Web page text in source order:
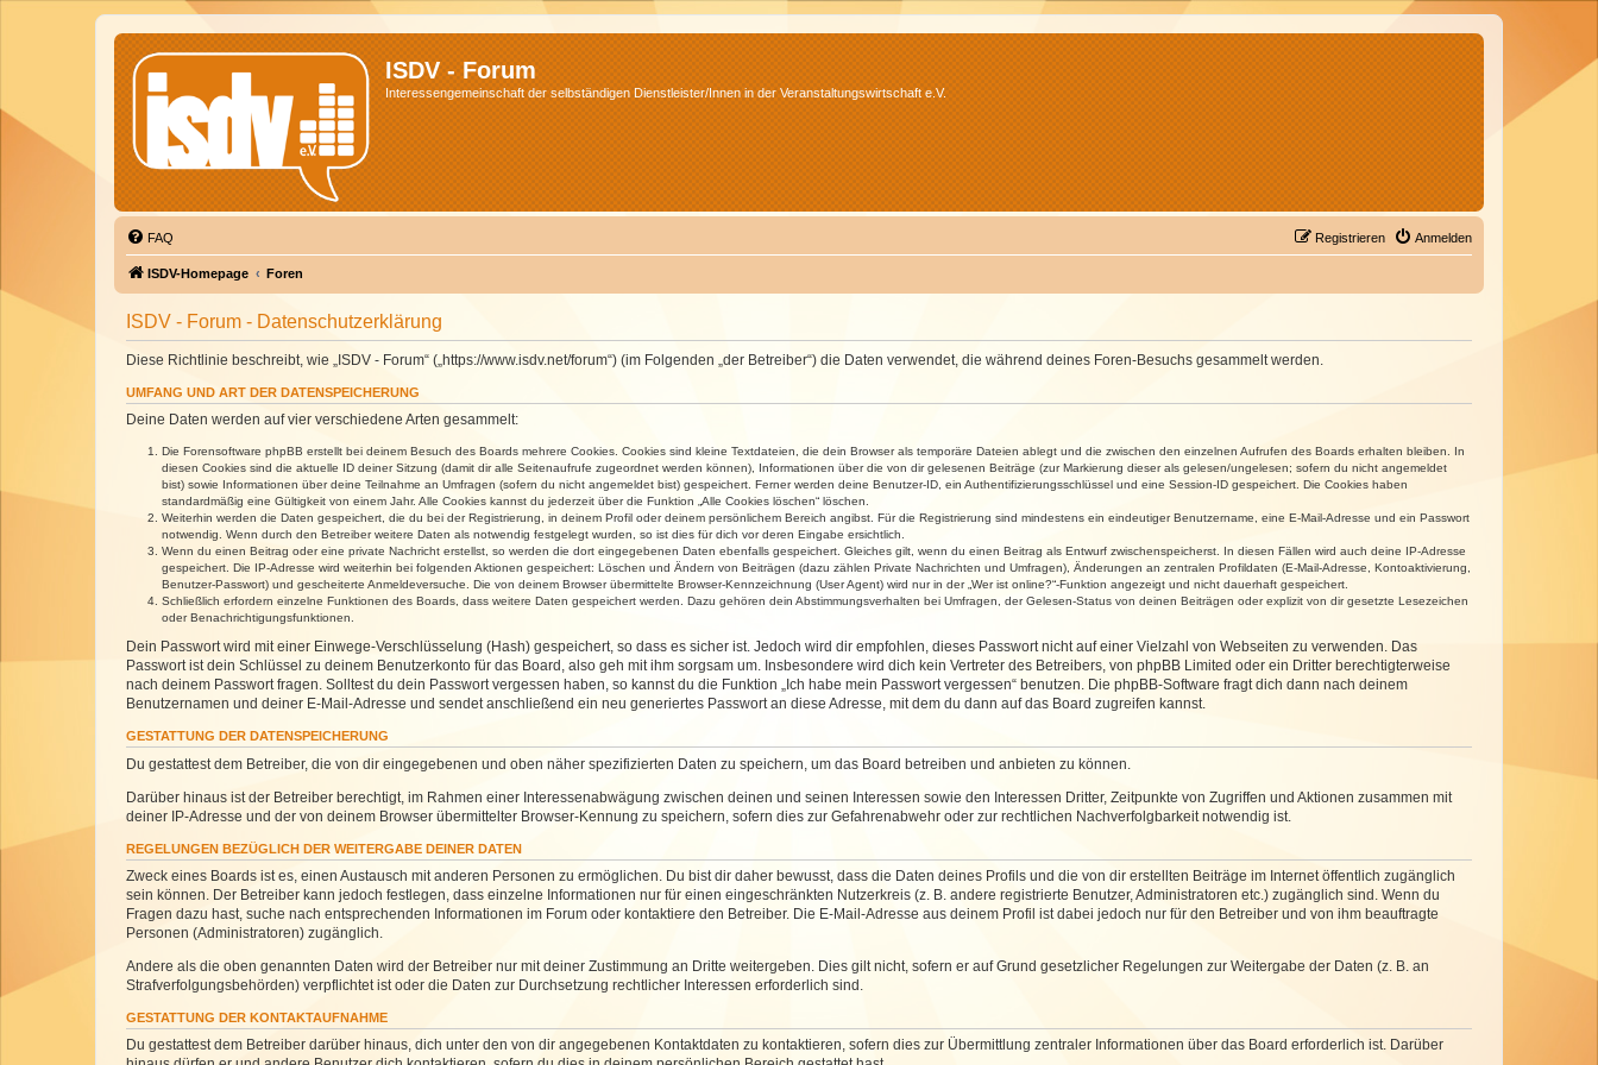
ISDV - Forum
Interessengemeinschaft der selbständigen Dienstleister/Innen in der Veranstaltungswirtschaft e.V.
FAQ Anmelden
Registrieren
ISDV-Homepage Foren
ISDV - Forum - Datenschutzerklärung
Diese Richtlinie beschreibt, wie „ISDV - Forum“ („https://www.isdv.net/forum“) (im Folgenden „der Betreiber“) die Daten verwendet, die während deines Foren-Besuchs gesammelt werden.
UMFANG UND ART DER DATENSPEICHERUNG
Deine Daten werden auf vier verschiedene Arten gesammelt:
Die Forensoftware phpBB erstellt bei deinem Besuch des Boards mehrere Cookies. Cookies sind kleine Textdateien, die dein Browser als temporäre Dateien ablegt und die zwischen den einzelnen Aufrufen des Boards erhalten bleiben. In
diesen Cookies sind die aktuelle ID deiner Sitzung (damit dir alle Seitenaufrufe zugeordnet werden können), Informationen über die von dir gelesenen Beiträge (zur Markierung dieser als gelesen/ungelesen; sofern du nicht angemeldet
bist) sowie Informationen über deine Teilnahme an Umfragen (sofern du nicht angemeldet bist) gespeichert. Ferner werden deine Benutzer-ID, ein Authentifizierungsschlüssel und eine Session-ID gespeichert. Die Cookies haben
standardmäßig eine Gültigkeit von einem Jahr. Alle Cookies kannst du jederzeit über die Funktion „Alle Cookies löschen“ löschen.
Weiterhin werden die Daten gespeichert, die du bei der Registrierung, in deinem Profil oder deinem persönlichem Bereich angibst. Für die Registrierung sind mindestens ein eindeutiger Benutzername, eine E-Mail-Adresse und ein Passwort
notwendig. Wenn durch den Betreiber weitere Daten als notwendig festgelegt wurden, so ist dies für dich vor deren Eingabe ersichtlich.
Wenn du einen Beitrag oder eine private Nachricht erstellst, so werden die dort eingegebenen Daten ebenfalls gespeichert. Gleiches gilt, wenn du einen Beitrag als Entwurf zwischenspeicherst. In diesen Fällen wird auch deine IP-Adresse
gespeichert. Die IP-Adresse wird weiterhin bei folgenden Aktionen gespeichert: Löschen und Ändern von Beiträgen (dazu zählen Private Nachrichten und Umfragen), Änderungen an zentralen Profildaten (E-Mail-Adresse, Kontoaktivierung,
Benutzer-Passwort) und gescheiterte Anmeldeversuche. Die von deinem Browser übermittelte Browser-Kennzeichnung (User Agent) wird nur in der „Wer ist online?“-Funktion angezeigt und nicht dauerhaft gespeichert.
Schließlich erfordern einzelne Funktionen des Boards, dass weitere Daten gespeichert werden. Dazu gehören dein Abstimmungsverhalten bei Umfragen, der Gelesen-Status von deinen Beiträgen oder explizit von dir gesetzte Lesezeichen
oder Benachrichtigungsfunktionen.
Dein Passwort wird mit einer Einwege-Verschlüsselung (Hash) gespeichert, so dass es sicher ist. Jedoch wird dir empfohlen, dieses Passwort nicht auf einer Vielzahl von Webseiten zu verwenden. Das
Passwort ist dein Schlüssel zu deinem Benutzerkonto für das Board, also geh mit ihm sorgsam um. Insbesondere wird dich kein Vertreter des Betreibers, von phpBB Limited oder ein Dritter berechtigterweise
nach deinem Passwort fragen. Solltest du dein Passwort vergessen haben, so kannst du die Funktion „Ich habe mein Passwort vergessen“ benutzen. Die phpBB-Software fragt dich dann nach deinem
Benutzernamen und deiner E-Mail-Adresse und sendet anschließend ein neu generiertes Passwort an diese Adresse, mit dem du dann auf das Board zugreifen kannst.
GESTATTUNG DER DATENSPEICHERUNG
Du gestattest dem Betreiber, die von dir eingegebenen und oben näher spezifizierten Daten zu speichern, um das Board betreiben und anbieten zu können.
Darüber hinaus ist der Betreiber berechtigt, im Rahmen einer Interessenabwägung zwischen deinen und seinen Interessen sowie den Interessen Dritter, Zeitpunkte von Zugriffen und Aktionen zusammen mit
deiner IP-Adresse und der von deinem Browser übermittelter Browser-Kennung zu speichern, sofern dies zur Gefahrenabwehr oder zur rechtlichen Nachverfolgbarkeit notwendig ist.
REGELUNGEN BEZÜGLICH DER WEITERGABE DEINER DATEN
Zweck eines Boards ist es, einen Austausch mit anderen Personen zu ermöglichen. Du bist dir daher bewusst, dass die Daten deines Profils und die von dir erstellten Beiträge im Internet öffentlich zugänglich
sein können. Der Betreiber kann jedoch festlegen, dass einzelne Informationen nur für einen eingeschränkten Nutzerkreis (z. B. andere registrierte Benutzer, Administratoren etc.) zugänglich sind. Wenn du
Fragen dazu hast, suche nach entsprechenden Informationen im Forum oder kontaktiere den Betreiber. Die E-Mail-Adresse aus deinem Profil ist dabei jedoch nur für den Betreiber und von ihm beauftragte
Personen (Administratoren) zugänglich.
Andere als die oben genannten Daten wird der Betreiber nur mit deiner Zustimmung an Dritte weitergeben. Dies gilt nicht, sofern er auf Grund gesetzlicher Regelungen zur Weitergabe der Daten (z. B. an
Strafverfolgungsbehörden) verpflichtet ist oder die Daten zur Durchsetzung rechtlicher Interessen erforderlich sind.
GESTATTUNG DER KONTAKTAUFNAHME
Du gestattest dem Betreiber darüber hinaus, dich unter den von dir angegebenen Kontaktdaten zu kontaktieren, sofern dies zur Übermittlung zentraler Informationen über das Board erforderlich ist. Darüber